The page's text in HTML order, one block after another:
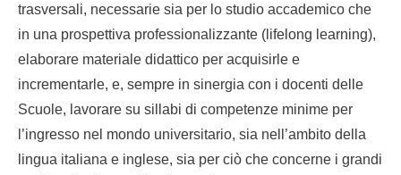
trasversali, necessarie sia per lo studio accademico che
in una prospettiva professionalizzante (lifelong learning),
elaborare materiale didattico per acquisirle e
incrementarle, e, sempre in sinergia con i docenti delle
Scuole, lavorare su sillabi di competenze minime per
l’ingresso nel mondo universitario, sia nell’ambito della
lingua italiana e inglese, sia per ciò che concerne i grandi